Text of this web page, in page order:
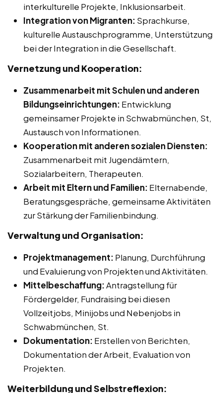
interkulturelle Projekte, Inklusionsarbeit.
Integration von Migranten: Sprachkurse,
kulturelle Austauschprogramme, Unterstützung
bei der Integration in die Gesellschaft.
Vernetzung und Kooperation:
Zusammenarbeit mit Schulen und anderen
Bildungseinrichtungen: Entwicklung
gemeinsamer Projekte in Schwabmünchen, St,
Austausch von Informationen.
Kooperation mit anderen sozialen Diensten:
Zusammenarbeit mit Jugendämtern,
Sozialarbeitern, Therapeuten.
Arbeit mit Eltern und Familien: Elternabende,
Beratungsgespräche, gemeinsame Aktivitäten
zur Stärkung der Familienbindung.
Verwaltung und Organisation:
Projektmanagement: Planung, Durchführung
und Evaluierung von Projekten und Aktivitäten.
Mittelbeschaffung:Antragstellung für
Fördergelder, Fundraising bei diesen
Vollzeitjobs, Minijobs und Nebenjobs in
Schwabmünchen, St.
Dokumentation: Erstellen von Berichten,
Dokumentation der Arbeit, Evaluation von
Projekten.
Weiterbildung und Selbstreflexion: